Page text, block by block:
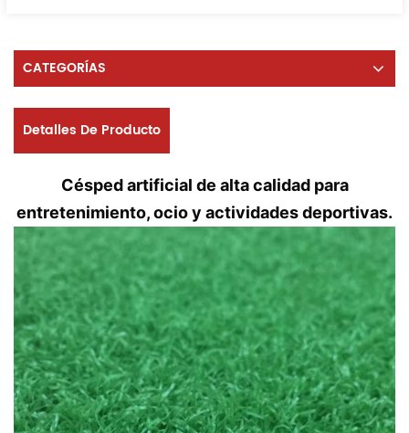
CATEGORÍAS
Detalles De Producto
Césped artificial de alta calidad para
entretenimiento, ocio y actividades deportivas.